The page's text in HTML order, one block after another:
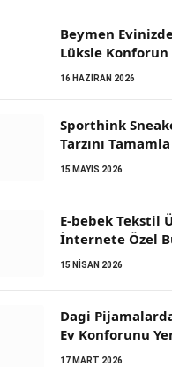
Beymen
Lüksle Konforun
16 HAZIRAN 2026
Sporthink
Tarzını Tamamla
15 MAYIS 2026
E-bebek Tekstil
İnternete Özel
15 NISAN 2026
Dagi
Ev Konforunu
17 MART 2026